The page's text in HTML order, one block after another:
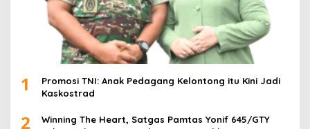
1
Promosi TNI: Anak Pedagang Kelontong itu Kini Jadi
Kaskostrad
2
Winning The Heart, Satgas Pamtas Yonif 645/GTY